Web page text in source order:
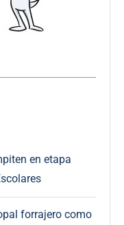
en etapa
forrajero como